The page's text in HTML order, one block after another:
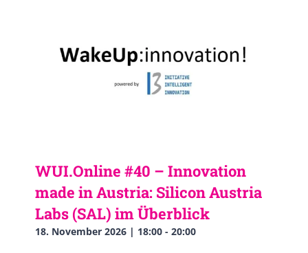
WUI.Online #40 – Innovation
made in Austria: Silicon Austria
Labs (SAL) im Überblick
18. November 2026 | 18:00 - 20:00